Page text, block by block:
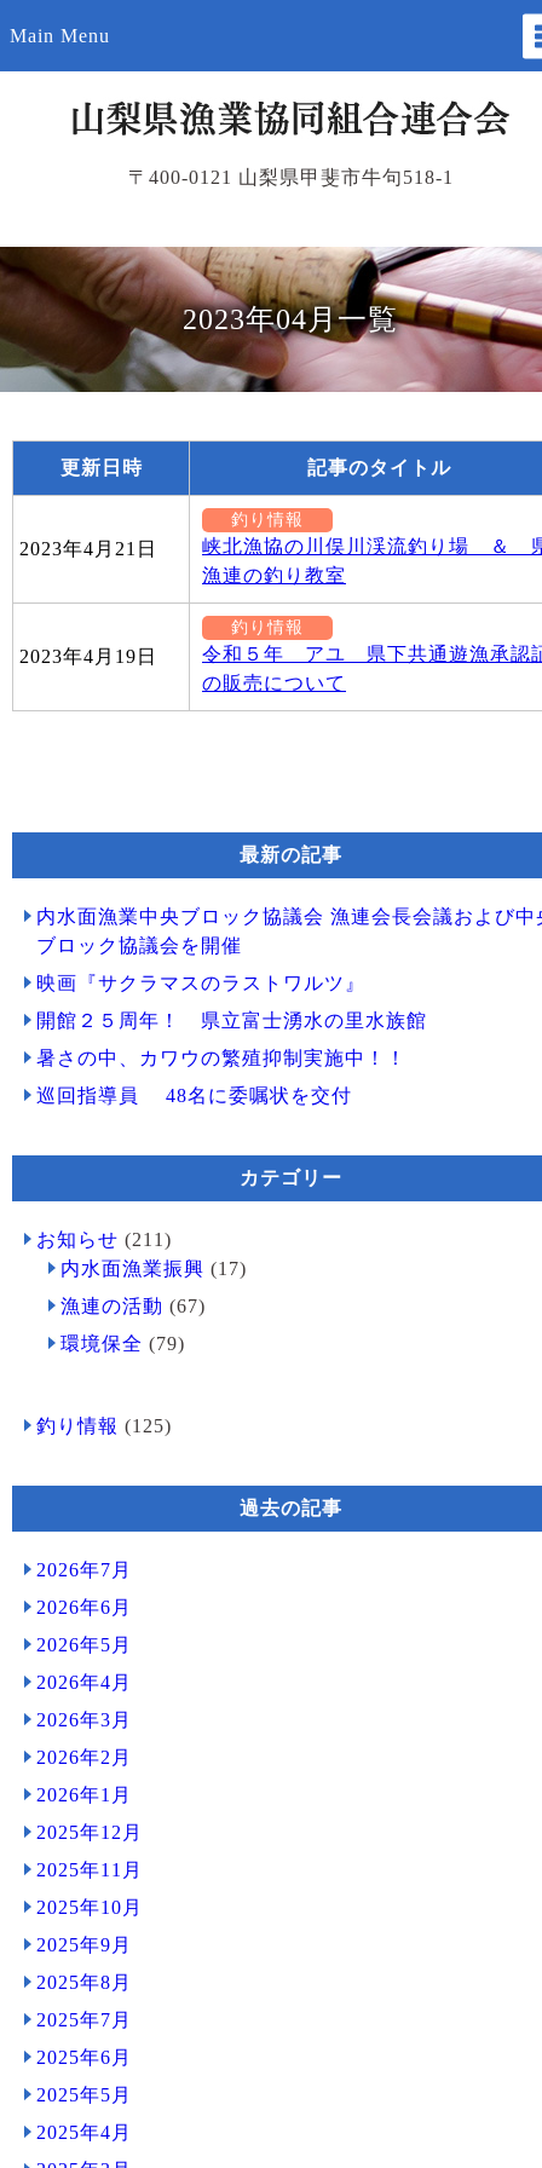
Main Menu
〒400-0121 山梨県甲斐市牛句518-1
2023年04月一覧
更新日時 記事のタイトル
2023年4月21日
釣り情報
峡北漁協の川俣川渓流釣り場 ＆
漁連の釣り教室
2023年4月19日
釣り情報
令和５年 アユ 県下共通遊漁承認
の販売について
最新の記事
内水面漁業中央ブロック協議会 漁連会長会議および中
ブロック協議会を開催
映画『サクラマスのラストワルツ』
開館２５周年！ 県立富士湧水の里水族館
暑さの中、カワウの繁殖抑制実施中！！
巡回指導員 48名に委嘱状を交付
カテゴリー
お知らせ (211)
内水面漁業振興 (17)
漁連の活動 (67)
環境保全 (79)
釣り情報 (125)
過去の記事
2026年7月
2026年6月
2026年5月
2026年4月
2026年3月
2026年2月
2026年1月
2025年12月
2025年11月
2025年10月
2025年9月
2025年8月
2025年7月
2025年6月
2025年5月
2025年4月